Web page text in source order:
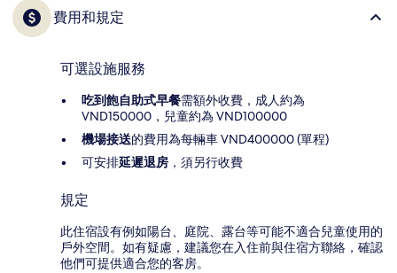
費用和規定
可選設施服務
吃到飽自助式早餐需額外收費，成人約為
VND150000，兒童約為 VND100000
機場接送的費用為每輛車 VND400000 (單程)
可安排延遲退房 ，須另行收費
規定
此住宿設有例如陽台、庭院、露台等可能不適合兒童使用的
戶外空間。如有疑慮，建議您在入住前與住宿方聯絡，確認
他們可提供適合您的客房。